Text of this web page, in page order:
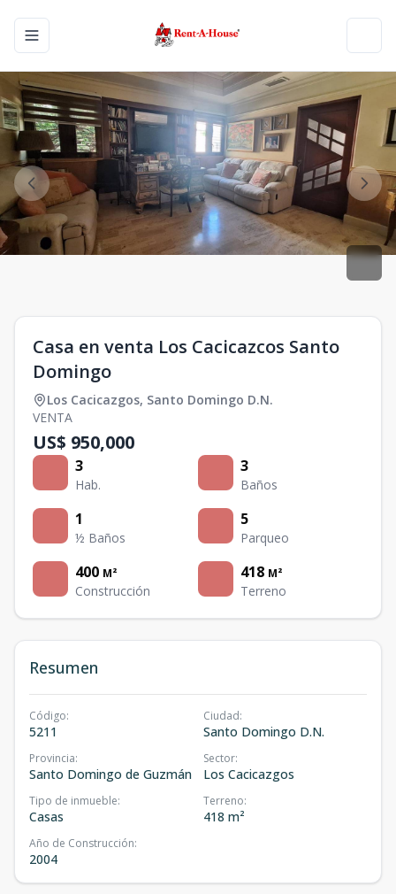
Toggle navigation menu
Casa en venta Los Cacicazcos Santo
Domingo
Los Cacicazgos, Santo Domingo D.N.
VENTA
US$ 950,000
3
Hab.
3
Baños
1
½ Baños
5
Parqueo
400 M²
Construcción
418 M²
Terreno
Resumen
Código:
5211
Ciudad:
Santo Domingo D.N.
Provincia:
Santo Domingo de Guzmán
Sector:
Los Cacicazgos
Tipo de inmueble:
Casas
Terreno:
418 m²
Año de Construcción:
2004